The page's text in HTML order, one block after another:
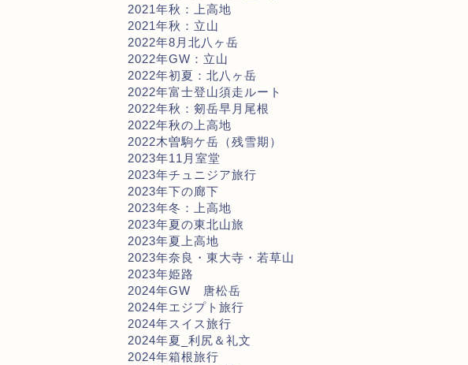
2021年秋：上高地
2021年秋：立山
2022年8月北八ヶ岳
2022年GW：立山
2022年初夏：北八ヶ岳
2022年富士登山須走ルート
2022年秋：剱岳早月尾根
2022年秋の上高地
2022木曽駒ケ岳（残雪期）
2023年11月室堂
2023年チュニジア旅行
2023年下の廊下
2023年冬：上高地
2023年夏の東北山旅
2023年夏上高地
2023年奈良・東大寺・若草山
2023年姫路
2024年GW 唐松岳
2024年エジプト旅行
2024年スイス旅行
2024年夏_利尻＆礼文
2024年箱根旅行